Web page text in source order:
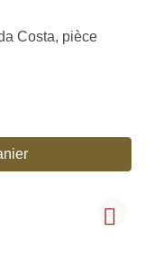
Costa, pièce